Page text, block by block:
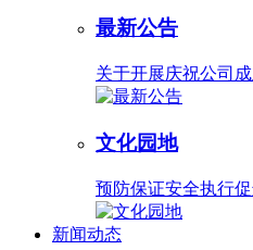
最新公告
关于开展庆祝公司
文化园地
预防保证安全执行
新闻动态